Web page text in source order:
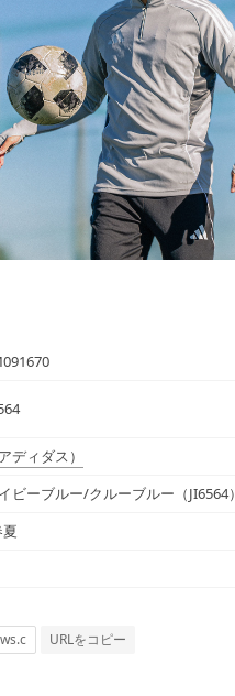
アディダス）
ビーブルー/クルーブルー（JI6564）
URLをコピー